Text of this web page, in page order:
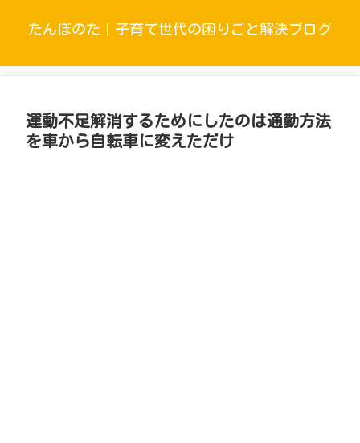
たんぼのた｜子育て世代の困りごと解決ブログ
運動不足解消するためにしたのは通勤方法
を車から自転車に変えただけ